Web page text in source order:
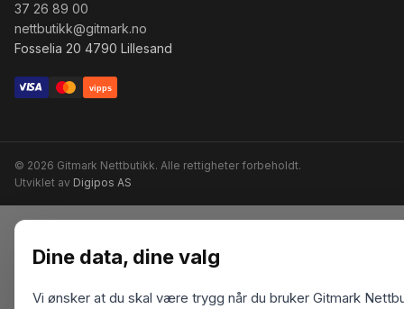
37 26 89 00
nettbutikk@gitmark.no
Fosselia 20 4790 Lillesand
vipps
© 2026 Gitmark Nettbutikk. Alle rettigheter forbeholdt.
Utviklet av Digipos AS
Dine data, dine valg
Vi ønsker at du skal være trygg når du bruker Gitmark